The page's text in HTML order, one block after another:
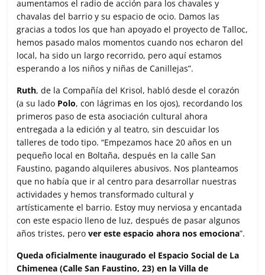
aumentamos el radio de acción para los chavales y
chavalas del barrio y su espacio de ocio. Damos las
gracias a todos los que han apoyado el proyecto de Talloc,
hemos pasado malos momentos cuando nos echaron del
local, ha sido un largo recorrido, pero aquí estamos
esperando a los niños y niñas de Canillejas”.
Ruth, de la Compañía del Krisol, habló desde el corazón
(a su lado Polo, con lágrimas en los ojos), recordando los
primeros paso de esta asociación cultural ahora
entregada a la edición y al teatro, sin descuidar los
talleres de todo tipo. “Empezamos hace 20 años en un
pequeño local en Boltaña, después en la calle San
Faustino, pagando alquileres abusivos. Nos planteamos
que no había que ir al centro para desarrollar nuestras
actividades y hemos transformado cultural y
artísticamente el barrio. Estoy muy nerviosa y encantada
con este espacio lleno de luz, después de pasar algunos
años tristes, perover este espacio ahora nos emociona”.
Queda oficialmente inaugurado el Espacio Social de La
Chimenea (Calle San Faustino, 23) en la Villa de